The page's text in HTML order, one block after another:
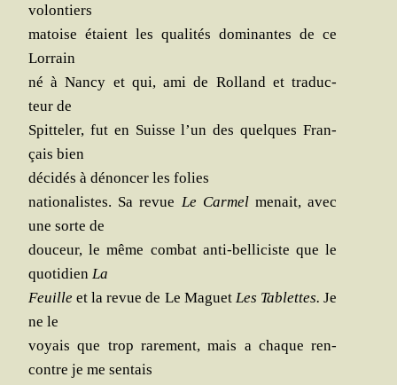
volontiers
matoise étaient les qua­li­tés domi­nantes de ce
Lorrain
né à Nan­cy et qui, ami de Rol­land et tra­duc­
teur de
Spit­te­ler, fut en Suisse l’un des quelques Fran­
çais bien
déci­dés à dénon­cer les folies
natio­na­listes. Sa revue Le Car­mel menait, avec
une sorte de
dou­ceur, le même com­bat anti-bel­li­ciste que le
quo­ti­dien La
Feuilleet la revue de Le Maguet Les Tablettes.Je
ne le
voyais que trop rare­ment, mais a chaque ren­
contre je me sentais